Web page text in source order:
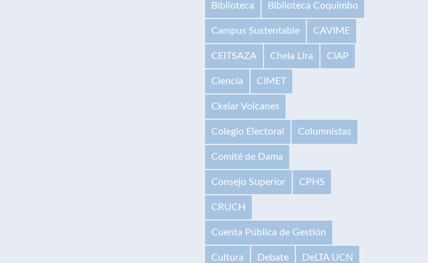
Biblioteca Biblioteca Coquimbo
Campus Sustentable CAVIME
CEITSAZA Chela Lira CIAP
Ciencia CIMET
Ckelar Volcanes
Colegio Electoral Columnistas
Comité de Dama
Consejo Superior CPHS
CRUCH
Cuenta Pública de Gestión
Cultura Debate DeLTA UCN